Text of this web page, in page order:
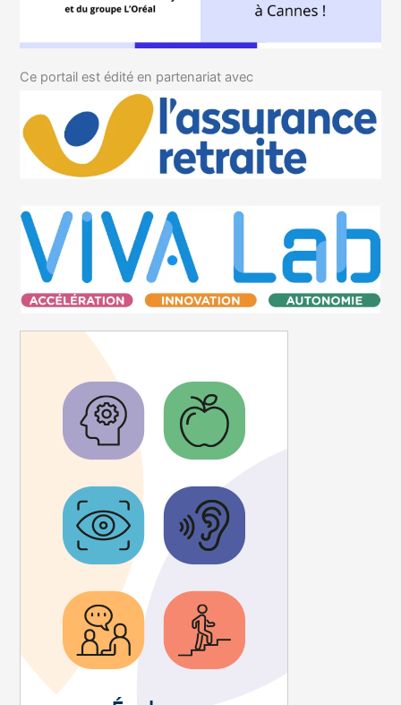
Ce portail est édité en partenariat avec